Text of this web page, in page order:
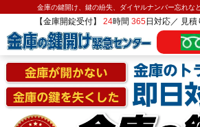
金庫の鍵開け、鍵の紛失、ダイヤルナンバー忘れな
【金庫開錠受付】 24時間 365日対応／ 見積